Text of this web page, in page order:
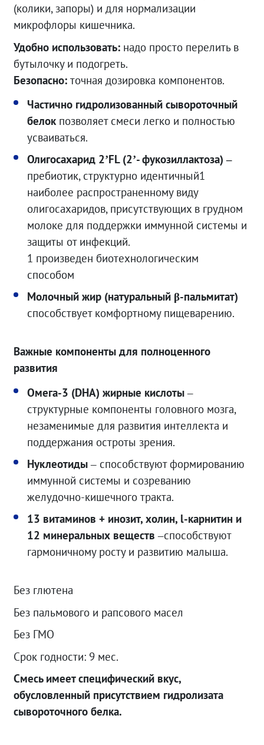
(колики, запоры) и для нормализации
микрофлоры кишечника.
Удобно использовать: надо просто перелить в
бутылочку и подогреть.
Безопасно: точная дозировка компонентов.
Частично гидролизованный сывороточный
белокпозволяет смеси легко и полностью
усваиваться.
Олигосахарид 2’FL (2’- фукозиллактоза) –
пребиотик, структурно идентичный1
наиболее распространенному виду
олигосахаридов, присутствующих в грудном
молоке для поддержки иммунной системы и
защиты от инфекций.
1 произведен биотехнологическим
способом
Молочный жир (натуральный β-пальмитат)
способствует комфортному пищеварению.
Важные компоненты для полноценного
развития
Омега-3 (DHA) жирные кислоты–
структурные компоненты головного мозга,
незаменимые для развития интеллекта и
поддержания остроты зрения.
Нуклеотиды– способствуют формированию
иммунной системы и созреванию
желудочно-кишечного тракта.
13 витаминов + инозит, холин, l-карнитин и
12 минеральных веществ –способствуют
гармоничному росту и развитию малыша.
Без глютена
Без пальмового и рапсового масел
Без ГМО
Срок годности: 9 мес.
Смесь имеет специфический вкус,
обусловленный присутствием гидролизата
сывороточного белка.